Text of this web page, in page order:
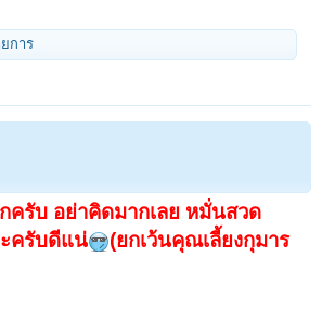
การ
ครับ อย่าคิดมากเลย หมั่นสวด
ครับดีแน่
(ยกเว้นคุณเลี้ยงกุมาร